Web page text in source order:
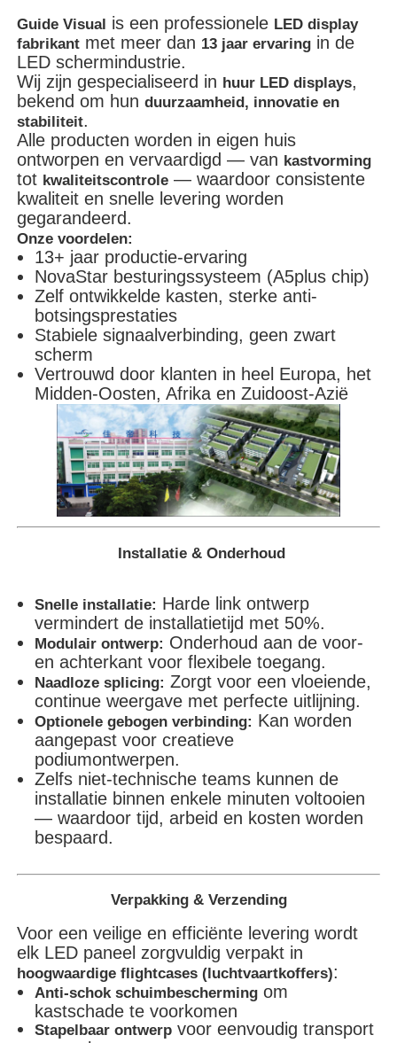
Guide Visual is een professionele LED display
fabrikant met meer dan 13 jaar ervaring in de
LED schermindustrie.
Wij zijn gespecialiseerd in huur LED displays,
bekend om hunduurzaamheid, innovatie en
stabiliteit.
Alle producten worden in eigen huis
ontworpen en vervaardigd — van kastvorming
tot kwaliteitscontrole — waardoor consistente
kwaliteit en snelle levering worden
gegarandeerd.
Onze voordelen:
13+ jaar productie-ervaring
NovaStar besturingssysteem (A5plus chip)
Zelf ontwikkelde kasten, sterke anti-
botsingsprestaties
Stabiele signaalverbinding, geen zwart
scherm
Vertrouwd door klanten in heel Europa, het
Midden-Oosten, Afrika en Zuidoost-Azië
Installatie & Onderhoud
Snelle installatie: Harde link ontwerp
vermindert de installatietijd met 50%.
Modulair ontwerp: Onderhoud aan de voor-
en achterkant voor flexibele toegang.
Naadloze splicing: Zorgt voor een vloeiende,
continue weergave met perfecte uitlijning.
Optionele gebogen verbinding: Kan worden
aangepast voor creatieve
podiumontwerpen.
Zelfs niet-technische teams kunnen de
installatie binnen enkele minuten voltooien
— waardoor tijd, arbeid en kosten worden
bespaard.
Verpakking & Verzending
Voor een veilige en efficiënte levering wordt
elk LED paneel zorgvuldig verpakt in
hoogwaardige flightcases (luchtvaartkoffers):
Anti-schok schuimbescherming om
kastschade te voorkomen
Stapelbaar ontwerp voor eenvoudig transport